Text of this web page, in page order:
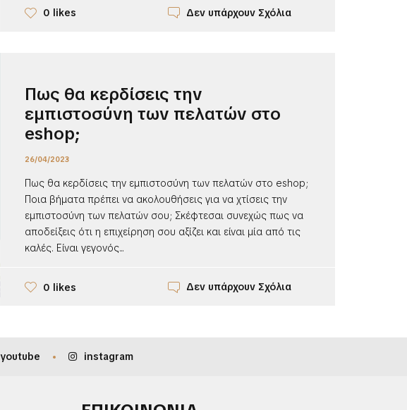
0 likes Δεν υπάρχουν Σχόλια
Πως θα κερδίσεις την
εμπιστοσύνη των πελατών στο
eshop;
26/04/2023
Πως θα κερδίσεις την εμπιστοσύνη των πελατών στο eshop;
Ποια βήματα πρέπει να ακολουθήσεις για να χτίσεις την
εμπιστοσύνη των πελατών σου; Σκέφτεσαι συνεχώς πως να
αποδείξεις ότι η επιχείρηση σου αξίζει και είναι μία από τις
καλές. Είναι γεγονός...
0 likes Δεν υπάρχουν Σχόλια
youtube instagram